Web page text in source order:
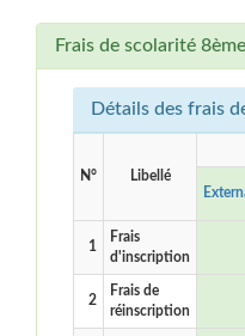
Frais de scolarité
Détails des frais
N° Libellé
1
Frais
d'inscription
2
Frais de
réinscription